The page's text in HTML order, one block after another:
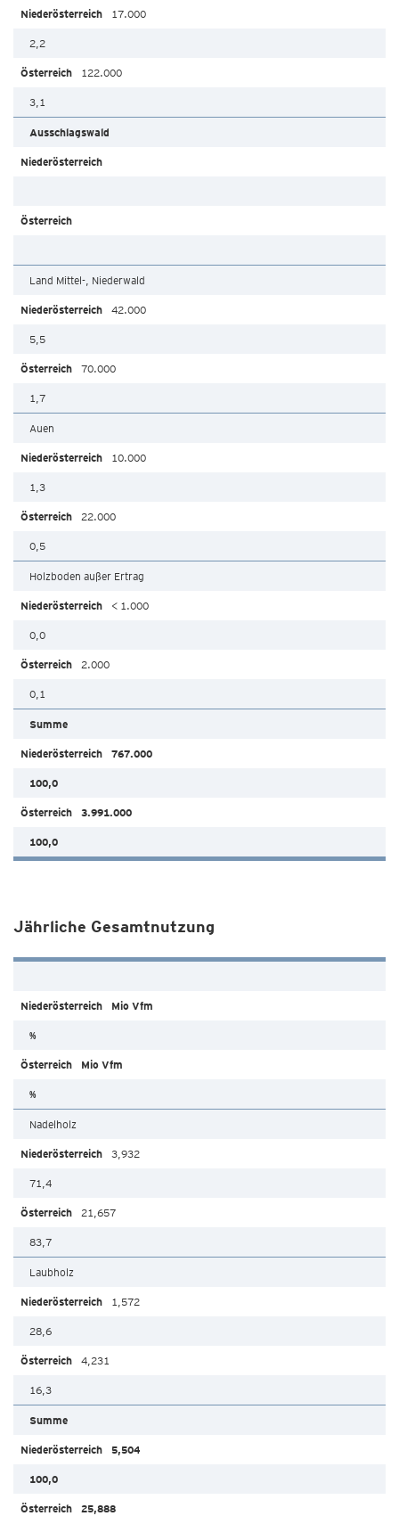
17.000
2,2
122.000
3,1
Ausschlagswald
Land Mittel-, Niederwald
42.000
5,5
70.000
1,7
Auen
10.000
1,3
22.000
0,5
Holzboden außer Ertrag
< 1.000
0,0
2.000
0,1
Summe
767.000
100,0
3.991.000
100,0
Jährliche Gesamtnutzung
Mio Vfm
%
Mio Vfm
%
Nadelholz
3,932
71,4
21,657
83,7
Laubholz
1,572
28,6
4,231
16,3
Summe
5,504
100,0
25,888